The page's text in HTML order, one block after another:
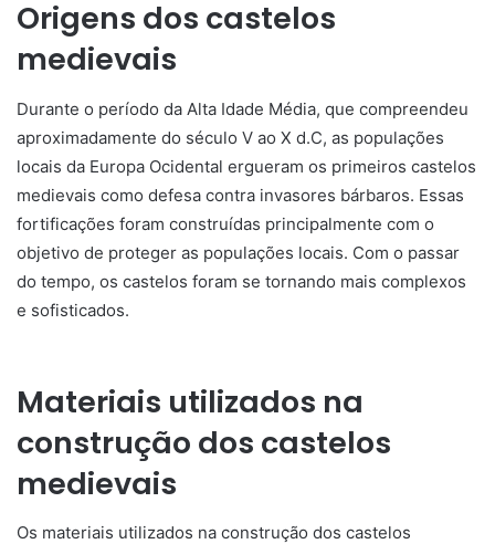
Origens dos castelos
medievais
Durante o período da Alta Idade Média, que compreendeu
aproximadamente do século V ao X d.C, as populações
locais da Europa Ocidental ergueram os primeiros castelos
medievais como defesa contra invasores bárbaros. Essas
fortificações foram construídas principalmente com o
objetivo de proteger as populações locais. Com o passar
do tempo, os castelos foram se tornando mais complexos
e sofisticados.
Materiais utilizados na
construção dos castelos
medievais
Os materiais utilizados na construção dos castelos